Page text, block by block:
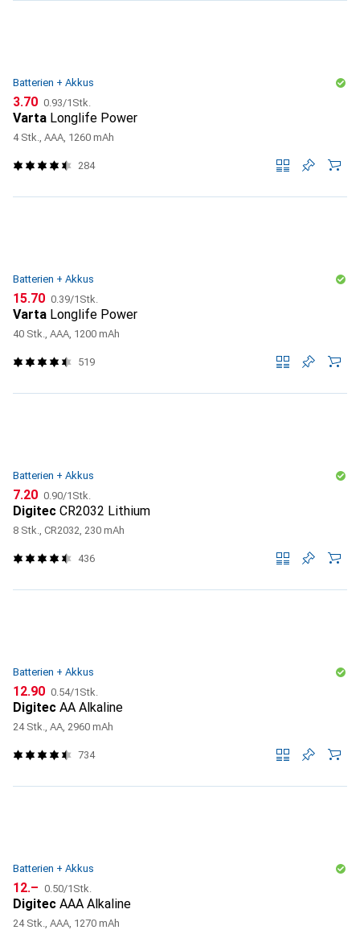
Batterien + Akkus
CHF
3.70 CHF
0.93/1Stk.
Varta Longlife Power
4 Stk., AAA, 1260 mAh
284
Batterien + Akkus
CHF
15.70 CHF
0.39/1Stk.
Varta Longlife Power
40 Stk., AAA, 1200 mAh
519
Batterien + Akkus
CHF
7.20 CHF
0.90/1Stk.
Digitec CR2032 Lithium
8 Stk., CR2032, 230 mAh
436
Batterien + Akkus
CHF
12.90 CHF
0.54/1Stk.
Digitec AA Alkaline
24 Stk., AA, 2960 mAh
734
Batterien + Akkus
CHF
12.– CHF
0.50/1Stk.
Digitec AAA Alkaline
24 Stk., AAA, 1270 mAh